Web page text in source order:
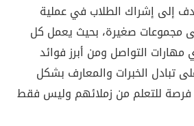
إلى إشراك الطلاب في عملية
مجموعات صغيرة، بحيث يعمل كل
التواصل ومن أبرز فوائد
تبادل الخبرات والمعارف بشكل
فرصة للتعلم من زملائهم وليس فقط